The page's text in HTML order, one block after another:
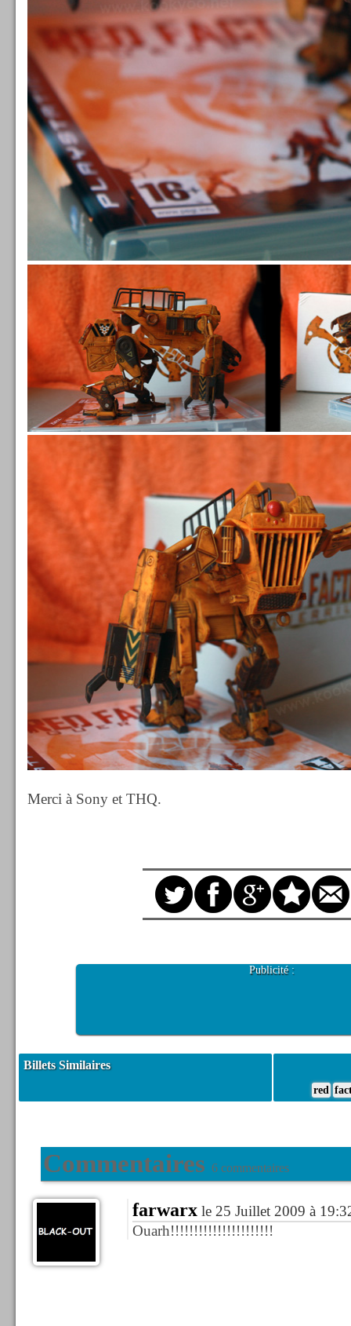
Merci à Sony et THQ.
Publicité :
Billets Similaires
red
Commentaires 6 commentaires
farwarxle 25 Juillet 2009 à
Ouarh!!!!!!!!!!!!!!!!!!!!!!